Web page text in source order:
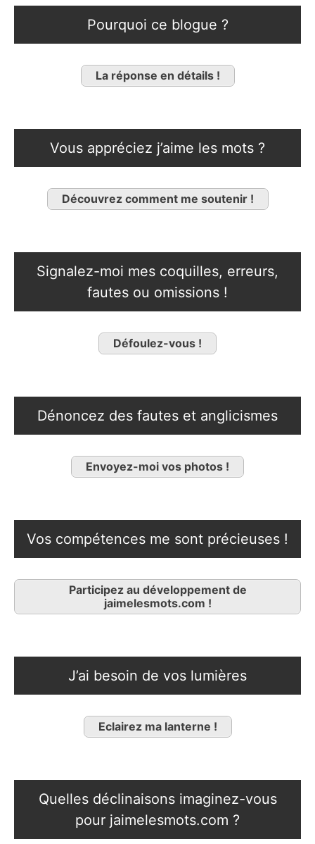
Pourquoi ce blogue ?
La réponse en détails !
Vous appréciez j’aime les mots ?
Découvrez comment me soutenir !
Signalez-moi mes coquilles, erreurs,
fautes ou omissions !
Défoulez-vous !
Dénoncez des fautes et anglicismes
Envoyez-moi vos photos !
Vos compétences me sont précieuses !
Participez au développement de
jaimelesmots.com !
J’ai besoin de vos lumières
Eclairez ma lanterne !
Quelles déclinaisons imaginez-vous
pour jaimelesmots.com ?